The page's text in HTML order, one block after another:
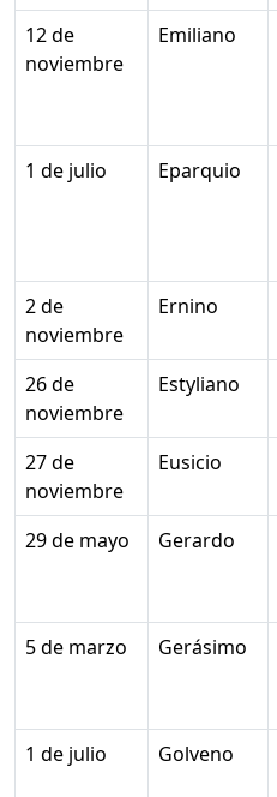
12 de
noviembre
Emiliano
1 de julio Eparquio
2 de
noviembre
Ernino
26 de
noviembre
Estyliano
27 de
noviembre
Eusicio
29 de mayo
Gerardo
5 de marzo Gerásimo
1 de julio Golveno